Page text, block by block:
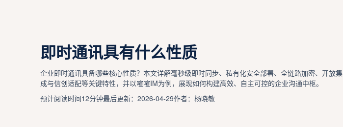
即时通讯具有什么性质
企业即时通讯具备哪些核心性质？本文详解毫秒级即时同步、私有化安全部署、全链路加密、开放集
成与信创适配等关键特性，并以喧喧IM为例，展现如何构建高效、自主可控的企业沟通中枢。
预计阅读时间12分钟最后更新：2026-04-29作者：杨晓敏